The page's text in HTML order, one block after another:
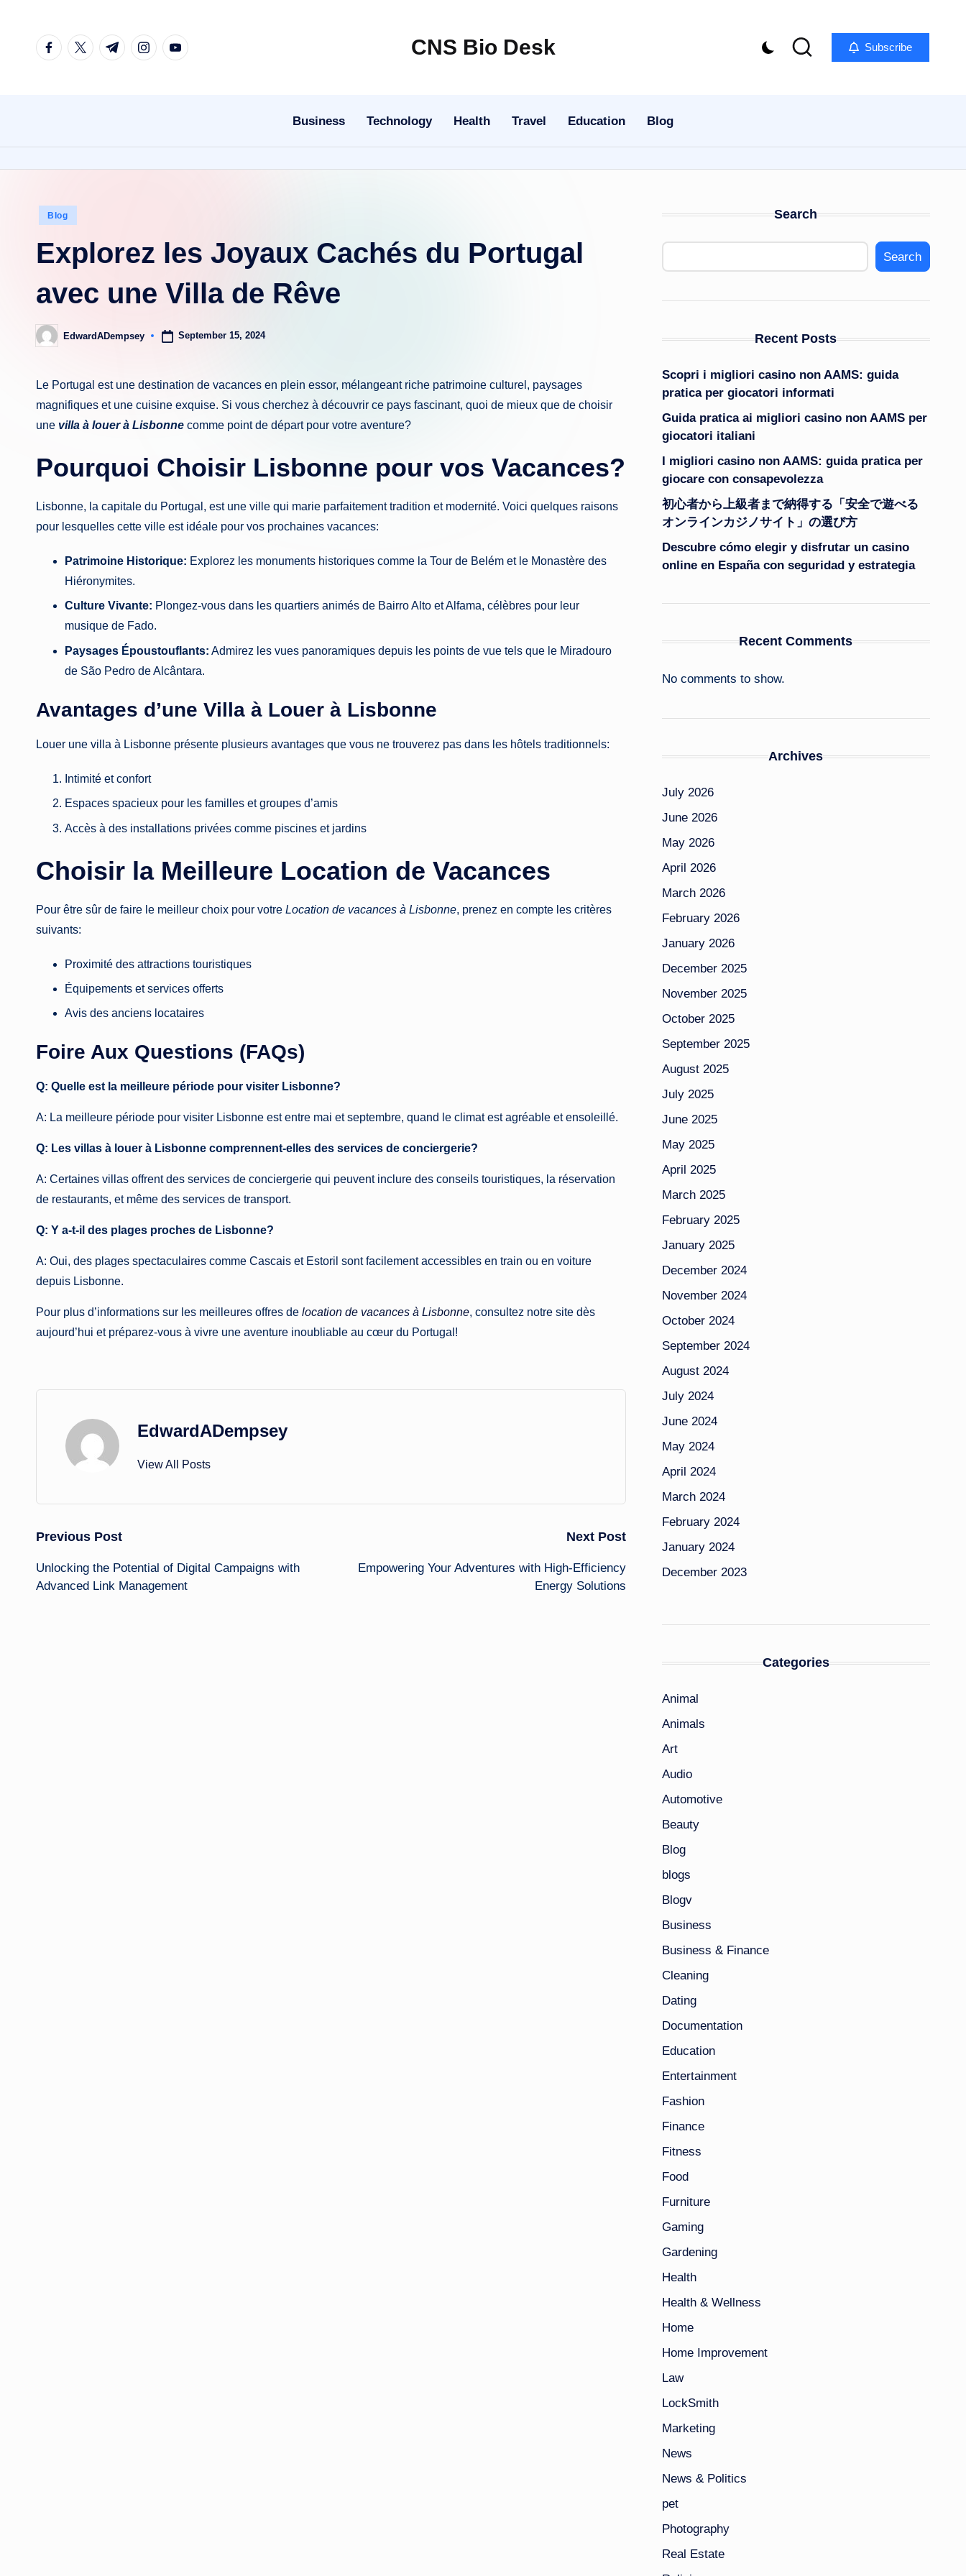
facebook.com
twitter.com
t.me instagram.com
youtube.com CNS Bio Desk
Every
Story
Subscribe
Business Technology Health Travel Education Blog
Posted
Blog
Explorez les Joyaux Cachés du Portugal
avec une Villa de Rêve
Posted
by
EdwardADempsey September 15, 2024
Le Portugal est une destination de vacances en plein essor, mélangeant riche patrimoine culturel, paysages
magnifiques et une cuisine exquise. Si vous cherchez à découvrir ce pays fascinant, quoi de mieux que de choisir
une villa à louer à Lisbonne comme point de départ pour votre aventure?
Pourquoi Choisir Lisbonne pour vos Vacances?
Lisbonne, la capitale du Portugal, est une ville qui marie parfaitement tradition et modernité. Voici quelques raisons
pour lesquelles cette ville est idéale pour vos prochaines vacances:
Patrimoine Historique: Explorez les monuments historiques comme la Tour de Belém et le Monastère des
Hiéronymites.
Culture Vivante: Plongez-vous dans les quartiers animés de Bairro Alto et Alfama, célèbres pour leur
musique de Fado.
Paysages Époustouflants: Admirez les vues panoramiques depuis les points de vue tels que le Miradouro
de São Pedro de Alcântara.
Avantages d’une Villa à Louer à Lisbonne
Louer une villa à Lisbonne présente plusieurs avantages que vous ne trouverez pas dans les hôtels traditionnels:
Intimité et confort
Espaces spacieux pour les familles et groupes d’amis
Accès à des installations privées comme piscines et jardins
Choisir la Meilleure Location de Vacances
Pour être sûr de faire le meilleur choix pour votre Location de vacances à Lisbonne, prenez en compte les critères
suivants:
Proximité des attractions touristiques
Équipements et services offerts
Avis des anciens locataires
Foire Aux Questions (FAQs)
Q: Quelle est la meilleure période pour visiter Lisbonne?
A: La meilleure période pour visiter Lisbonne est entre mai et septembre, quand le climat est agréable et ensoleillé.
Q: Les villas à louer à Lisbonne comprennent-elles des services de conciergerie?
A: Certaines villas offrent des services de conciergerie qui peuvent inclure des conseils touristiques, la réservation
de restaurants, et même des services de transport.
Q: Y a-t-il des plages proches de Lisbonne?
A: Oui, des plages spectaculaires comme Cascais et Estoril sont facilement accessibles en train ou en voiture
depuis Lisbonne.
Pour plus d’informations sur les meilleures offres de location de vacances à Lisbonne, consultez notre site dès
aujourd’hui et préparez-vous à vivre une aventure inoubliable au cœur du Portugal!
EdwardADempsey
View All Posts
Post
navigation
Previous Post
Unlocking the Potential of Digital Campaigns with
Advanced Link Management
Next Post
Empowering Your Adventures with High-Efficiency
Energy Solutions
Search
Search
Recent Posts
Scopri i migliori casino non AAMS: guida
pratica per giocatori informati
Guida pratica ai migliori casino non AAMS per
giocatori italiani
I migliori casino non AAMS: guida pratica per
giocare con consapevolezza
初心者から上級者まで納得する「安全で遊べる
オンラインカジノサイト」の選び方
Descubre cómo elegir y disfrutar un casino
online en España con seguridad y estrategia
Recent Comments
No comments to show.
Archives
July 2026
June 2026
May 2026
April 2026
March 2026
February 2026
January 2026
December 2025
November 2025
October 2025
September 2025
August 2025
July 2025
June 2025
May 2025
April 2025
March 2025
February 2025
January 2025
December 2024
November 2024
October 2024
September 2024
August 2024
July 2024
June 2024
May 2024
April 2024
March 2024
February 2024
January 2024
December 2023
Categories
Animal
Animals
Art
Audio
Automotive
Beauty
Blog
blogs
Blogv
Business
Business & Finance
Cleaning
Dating
Documentation
Education
Entertainment
Fashion
Finance
Fitness
Food
Furniture
Gaming
Gardening
Health
Health & Wellness
Home
Home Improvement
Law
LockSmith
Marketing
News
News & Politics
pet
Photography
Real Estate